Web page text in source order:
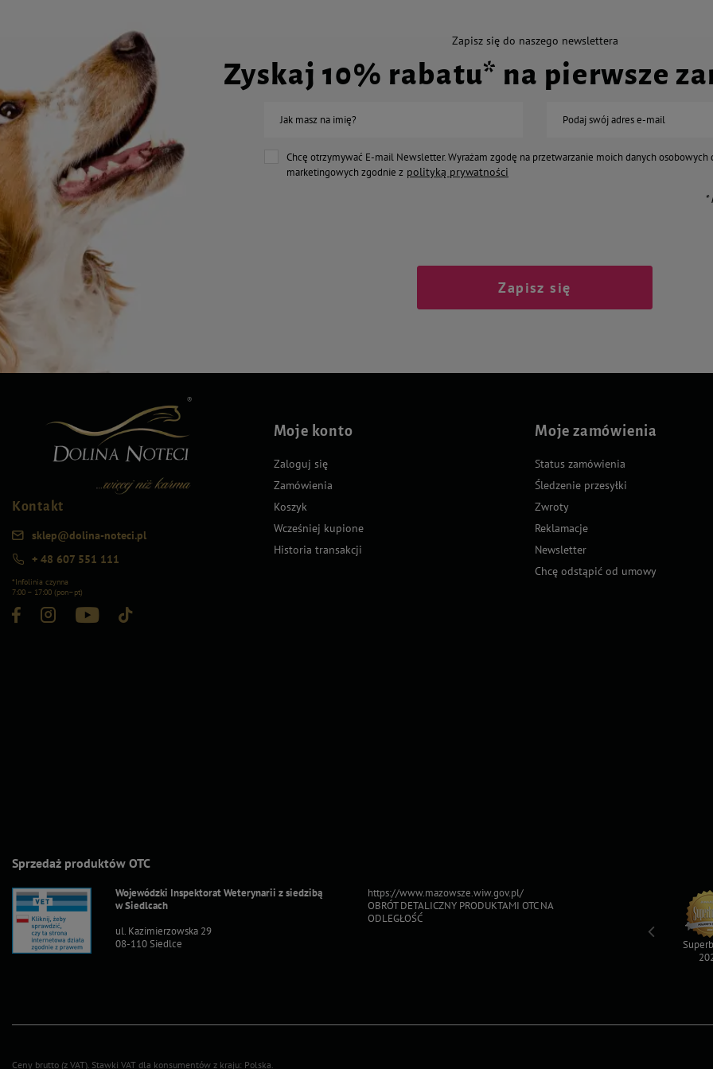
Zapisz się do naszego newslettera
Zyskaj 10% rabatu* na pierwsze
Jak masz na imię? Podaj swój adres e-mail
Chcę otrzymywać E-mail Newsletter. Wyrażam zgodę na przetwarzanie moich danych osobowych
marketingowych zgodnie z polityką prywatności
*
Zapisz się
Kontakt
sklep@dolina-noteci.pl
+ 48 607 551 111
*Infolinia czynna
7:00 – 17:00 (pon–pt)
Moje konto
Zaloguj się
Zamówienia
Koszyk
Wcześniej kupione
Historia transakcji
Moje zamówienia
Status zamówienia
Śledzenie przesyłki
Zwroty
Reklamacje
Newsletter
Chcę odstąpić od umowy
Sprzedaż produktów OTC
Wojewódzki Inspektorat Weterynarii z siedzibą
w Siedlcach
ul. Kazimierzowska 29
08-110 Siedlce
https://www.mazowsze.wiw.gov.pl/
OBRÓT DETALICZNY PRODUKTAMI OTC NA
ODLEGŁOŚĆ
Ceny brutto (z VAT). Stawki VAT dla konsumentów z kraju: Polska.